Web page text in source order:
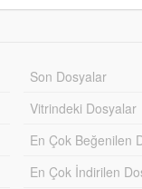
Son Dosyalar
Vitrindeki Dosyalar
En Çok Beğenilen
En Çok İndirilen